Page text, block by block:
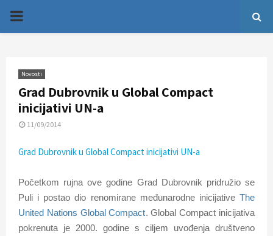
P
M
Novosti
Grad Dubrovnik u Global Compact
inicijativi UN-a
11/09/2014
Grad Dubrovnik u Global Compact inicijativi UN-a
Početkom rujna ove godine Grad Dubrovnik pridružio se
Puli i postao dio renomirane međunarodne inicijative The
United Nations Global Compact. Global Compact inicijativa
pokrenuta je 2000. godine s ciljem uvođenja društveno